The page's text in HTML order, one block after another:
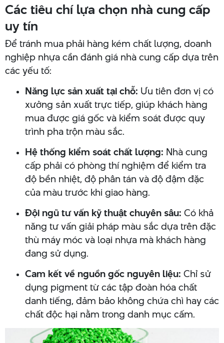
Các tiêu chí lựa chọn nhà cung cấp
uy tín
Để tránh mua phải hàng kém chất lượng, doanh
nghiệp nhựa cần đánh giá nhà cung cấp dựa trên
các yếu tố:
Năng lực sản xuất tại chỗ: Ưu tiên đơn vị có
xưởng sản xuất trực tiếp, giúp khách hàng
mua được giá gốc và kiểm soát được quy
trình pha trộn màu sắc.
Hệ thống kiểm soát chất lượng: Nhà cung
cấp phải có phòng thí nghiệm để kiểm tra
độ bền nhiệt, độ phân tán và độ đậm đặc
của màu trước khi giao hàng.
Đội ngũ tư vấn kỹ thuật chuyên sâu: Có khả
năng tư vấn giải pháp màu sắc dựa trên đặc
thù máy móc và loại nhựa mà khách hàng
đang sử dụng.
Cam kết về nguồn gốc nguyên liệu: Chỉ sử
dụng pigment từ các tập đoàn hóa chất
danh tiếng, đảm bảo không chứa chì hay các
chất độc hại nằm trong danh mục cấm.